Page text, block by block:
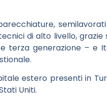
di alto livello,
terza generazione – e
estero presenti in
Uniti.